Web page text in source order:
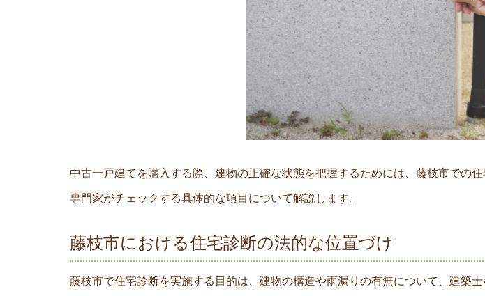
中古一戸建てを購入する際、建物の正確な状態を把握するためには、藤枝市での
専門家がチェックする具体的な項目について解説します。
藤枝市における住宅診断の法的な位置づけ
藤枝市で住宅診断を実施する目的は、建物の構造や雨漏りの有無について、建築